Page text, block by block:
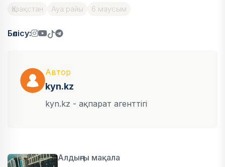
Қазақстан Ауа райы 6 маусым
Бөлісу:
Автор
kyn.kz
kyn.kz - ақпарат агенттігі
Алдыңғы мақала